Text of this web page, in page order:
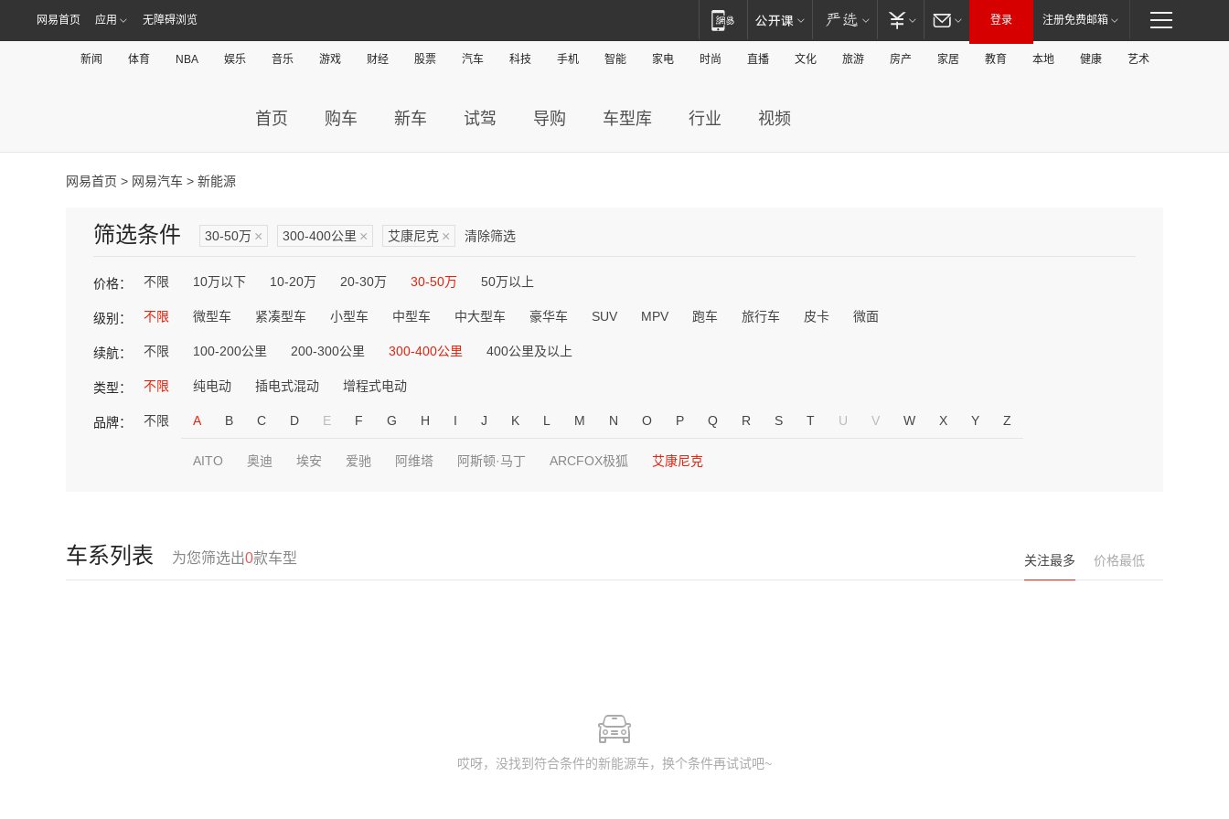
网易首页 应用 无障碍浏览 登录 注册免费邮箱
新闻 体育 NBA 娱乐 音乐 游戏 财经 股票 汽车 科技 手机 智能 家电 时尚 直播 文化 旅游 房产 家居 教育 本地 健康 艺术
首页 购车 新车 试驾 导购 车型库 行业 视频
网易首页 > 网易汽车 > 新能源
筛选条件 30-50万 × 300-400公里 × 艾康尼克 × 清除筛选
价格： 不限 10万以下 10-20万 20-30万 30-50万 50万以上
级别： 不限 微型车 紧凑型车 小型车 中型车 中大型车 豪华车 SUV MPV 跑车 旅行车 皮卡 微面
续航： 不限 100-200公里 200-300公里 300-400公里 400公里及以上
类型： 不限 纯电动 插电式混动 增程式电动
品牌： 不限 A B C D E F G H I J K L M N O P Q R S T U V W X Y Z
AITO 奥迪 埃安 爱驰 阿维塔 阿斯顿·马丁 ARCFOX极狐 艾康尼克
车系列表 为您筛选出0款车型 关注最多 价格最低
哎呀，没找到符合条件的新能源车，换个条件再试试吧~